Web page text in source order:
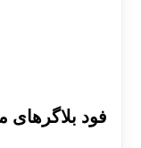
فود بلاگرهای